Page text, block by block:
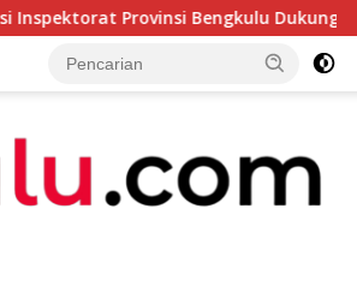
Bengkulu Dukung Gerakan Donor Darah